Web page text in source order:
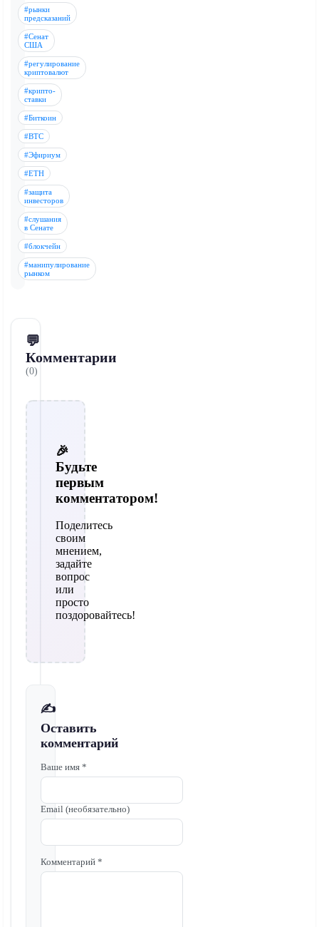
#рынки
предсказаний
#Сенат
США
#регулирование
криптовалют
#крипто-
ставки
#Биткоин
#BTC
#Эфириум
#ETH
#защита
инвесторов
#слушания
в Сенате
#блокчейн
#манипулирование
рынком
💬
Комментарии
(0)
🎉
Будьте
первым
комментатором!
Поделитесь
своим
мнением,
задайте
вопрос
или
просто
поздоровайтесь!
✍️
Оставить
комментарий
Ваше имя *
Email (необязательно)
Комментарий *